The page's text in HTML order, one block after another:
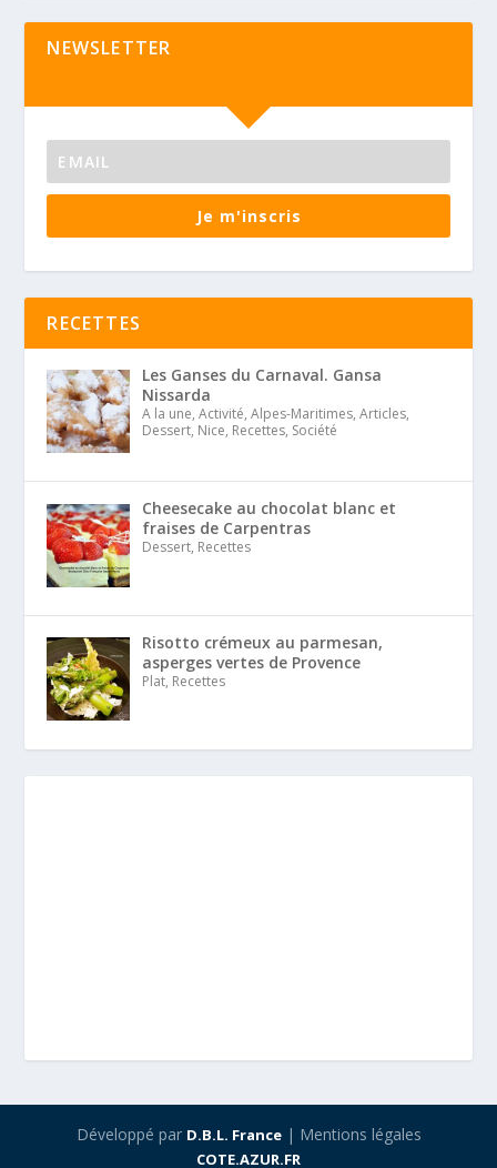
NEWSLETTER
Je m'inscris
RECETTES
Les Ganses du Carnaval. Gansa
Nissarda
A la une, Activité, Alpes-Maritimes, Articles,
Dessert, Nice, Recettes, Société
Cheesecake au chocolat blanc et
fraises de Carpentras
Dessert, Recettes
Risotto crémeux au parmesan,
asperges vertes de Provence
Plat, Recettes
Développé par D.B.L. France| Mentions légales
COTE.AZUR.FR